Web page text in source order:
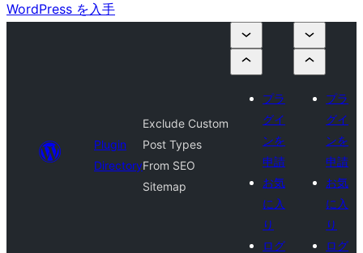
WordPress を入手
Plugin
Directory
Exclude Custom
Post Types
From SEO
Sitemap
プラ
グイ
ンを
申請
お気
に入
り
ログ
プラ
グイ
ンを
申請
お気
に入
り
ログ